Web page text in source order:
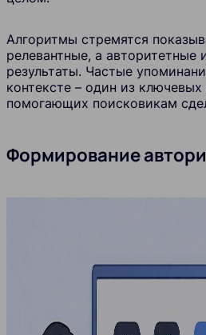
Алгоритмы стремятся
релевантные, а авторитетные
результаты. Частые
контексте – один из ключевых
помогающих поисковикам
Формирование